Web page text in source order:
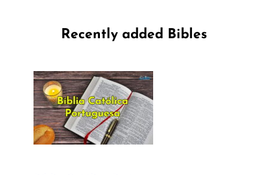
Recently added Bibles